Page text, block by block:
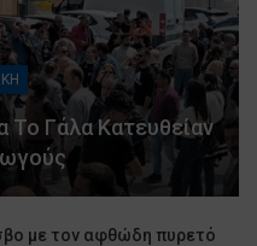
Το Γάλα Κατευθείαν
με τον αφθώδη πυρετό